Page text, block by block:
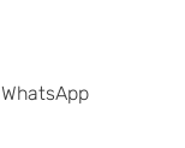
WhatsApp